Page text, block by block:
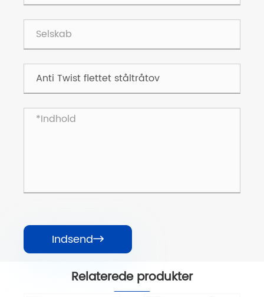
Indsend
Relaterede produkter